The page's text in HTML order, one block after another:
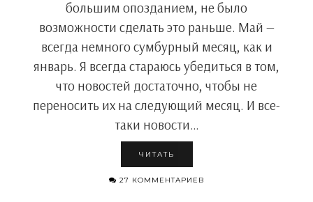
большим опозданием, не было
возможности сделать это раньше. Май —
всегда немного сумбурный месяц, как и
январь. Я всегда стараюсь убедиться в том,
что новостей достаточно, чтобы не
переносить их на следующий месяц. И все-
таки новости…
ЧИТАТЬ
27 КОММЕНТАРИЕВ